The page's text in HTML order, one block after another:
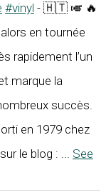
#vinyl - 🇭🇹 🎺 🔥
en tournée
rapidement l’un
marque la
succès.
en 1979 chez
le blog : ... See